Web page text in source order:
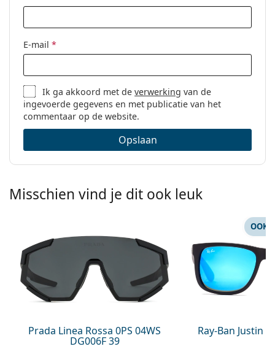
E-mail *
Ik ga akkoord met deverwerking van de
ingevoerde gegevens en met publicatie van het
commentaar op de website.
Opslaan
Misschien vind je dit ook leuk
Prada Linea Rossa 0PS 04WS
DG006F 39
Ray-Ban Justin
OOK